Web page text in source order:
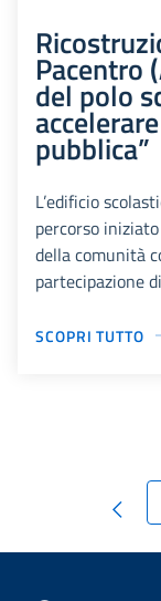
Pacentro
del polo
pubblica”
L’edificio
percorso
della comunità
partecipazione
SCOPRI TUTTO